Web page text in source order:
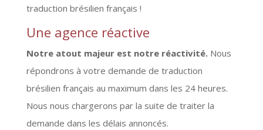
traduction brésilien français !
Une agence réactive
Notre atout majeur est notre réactivité. Nous
répondrons à votre demande de traduction
brésilien français au maximum dans les 24 heures.
Nous nous chargerons par la suite de traiter la
demande dans les délais annoncés.